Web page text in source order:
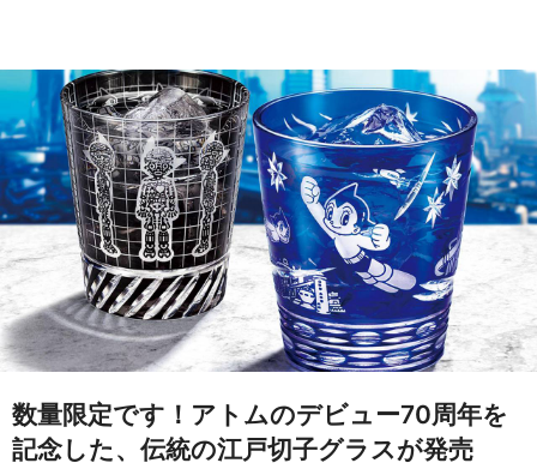
数量限定です！アトムのデビュー70周年を
記念した、伝統の江戸切子グラスが発売